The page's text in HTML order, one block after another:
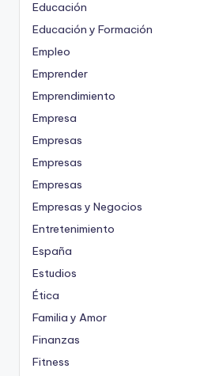
Educación
Educación y Formación
Empleo
Emprender
Emprendimiento
Empresa
Empresas
Empresas
Empresas
Empresas y Negocios
Entretenimiento
España
Estudios
Ética
Familia y Amor
Finanzas
Fitness